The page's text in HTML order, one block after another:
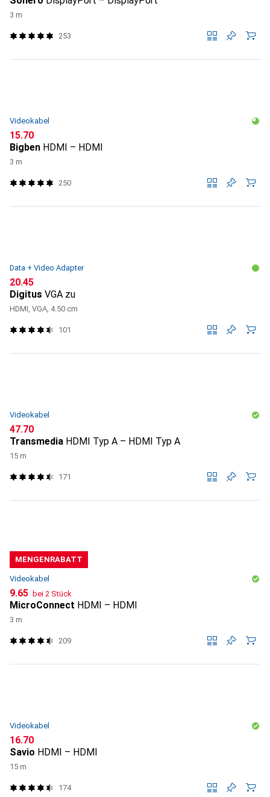
3 m
253
Videokabel
CHF
15.70
Bigben HDMI – HDMI
3 m
250
Data + Video Adapter
CHF
20.45
Digitus VGA zu
HDMI, VGA, 4.50 cm
101
Videokabel
CHF
47.70
Transmedia HDMI Typ A – HDMI Typ A
15 m
171
MENGENRABATT
Videokabel
CHF
9.65 bei 2 Stück
MicroConnect HDMI – HDMI
3 m
209
Videokabel
CHF
16.70
Savio HDMI – HDMI
15 m
174